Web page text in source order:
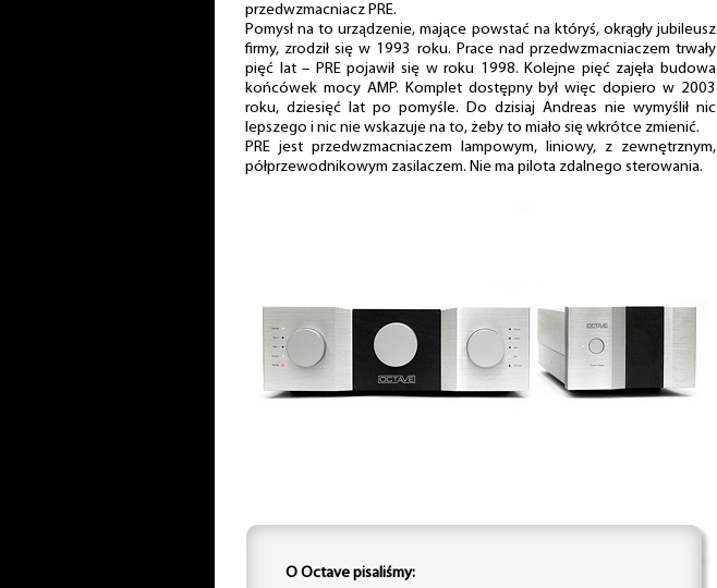
przedwzmacniacz PRE.
Pomysł na to urządzenie, mające powstać na któryś, okrągły jubileusz
firmy, zrodził się w 1993 roku. Prace nad przedwzmacniaczem trwały
pięć lat – PRE pojawił się w roku 1998. Kolejne pięć zajęła budowa
końcówek mocy AMP. Komplet dostępny był więc dopiero w 2003
roku, dziesięć lat po pomyśle. Do dzisiaj Andreas nie wymyślił nic
lepszego i nic nie wskazuje na to, żeby to miało się wkrótce zmienić.
PRE jest przedwzmacniaczem lampowym, liniowy, z zewnętrznym,
półprzewodnikowym zasilaczem. Nie ma pilota zdalnego sterowania.
O Octave pisaliśmy: